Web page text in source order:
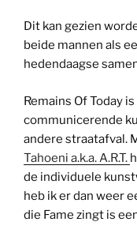
Dit kan gezien
beide mannen als
hedendaagse
Remains Of Today
communicerende
andere straatafval.
Tahoeni a.k.a. A.R.T.
de individuele
heb ik er dan weer
die Fame zingt is